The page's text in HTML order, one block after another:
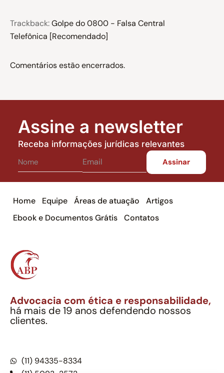
Trackback:Golpe do 0800 - Falsa Central
Telefônica [Recomendado]
Comentários estão encerrados.
Assine a newsletter
Receba informações jurídicas relevantes
Home Equipe Áreas de atuação
Artigos
Ebook e Documentos Grátis
Contatos
Advocacia com ética e responsabilidade,
há mais de 19 anos defendendo nossos
clientes.
(11) 94335-8334